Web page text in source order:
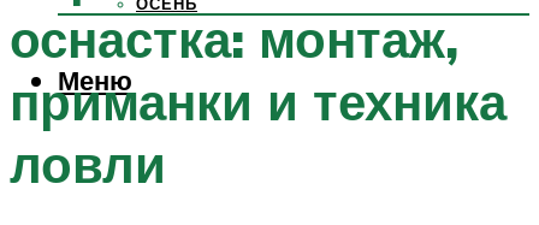
ОСЕНЬ
Меню
оснастка: монтаж,
приманки и техника
ловли